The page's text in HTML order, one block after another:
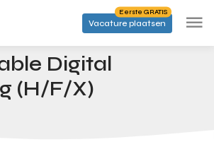
Vacature plaatsen
Eerste GRATIS
Responsable Digital Marketing (H/F/X)
Digital
(H/F/X)